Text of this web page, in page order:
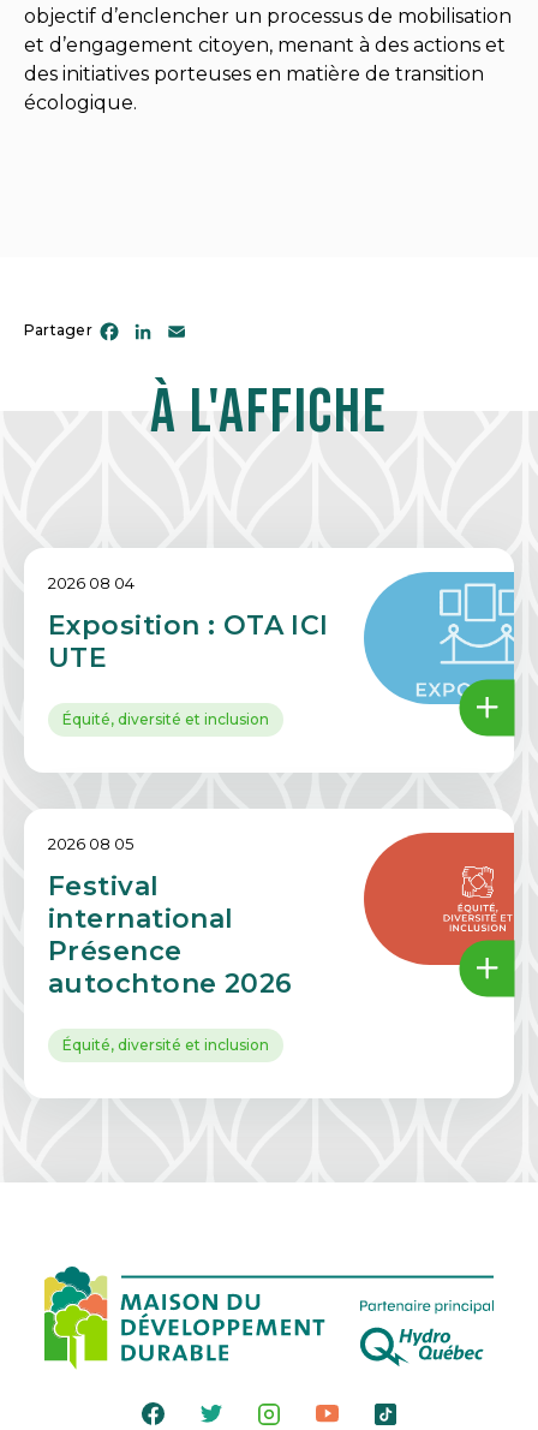
objectif d’enclencher un processus de mobilisation
et d’engagement citoyen, menant à des actions et
des initiatives porteuses en matière de transition
écologique.
Partager Facebook
LinkedIn
À l'affiche
2026 08 04
Exposition : OTA ICI
UTE
Équité, diversité et inclusion
2026 08 05
Festival
international
Présence
autochtone 2026
Équité, diversité et inclusion